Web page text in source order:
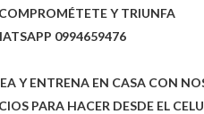
Y TRIUNFA
0994659476
Y ENTRENA EN CASA CON
PARA HACER DESDE EL